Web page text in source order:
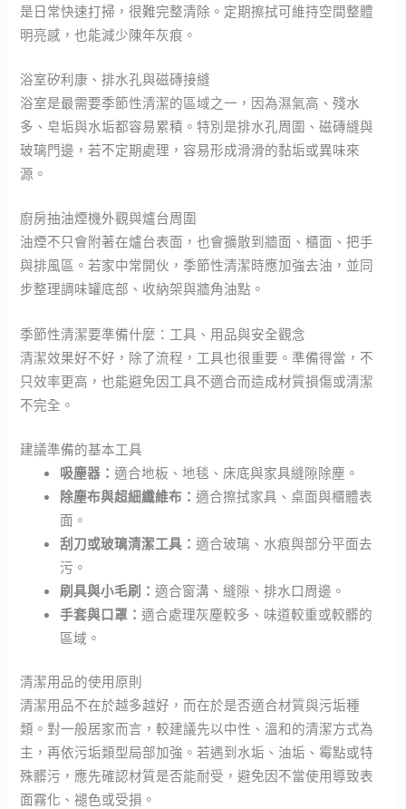
是日常快速打掃，很難完整清除。定期擦拭可維持空間整體
明亮感，也能減少陳年灰痕。
浴室矽利康、排水孔與磁磚接縫
浴室是最需要季節性清潔的區域之一，因為濕氣高、殘水
多、皂垢與水垢都容易累積。特別是排水孔周圍、磁磚縫與
玻璃門邊，若不定期處理，容易形成滑滑的黏垢或異味來
源。
廚房抽油煙機外觀與爐台周圍
油煙不只會附著在爐台表面，也會擴散到牆面、櫃面、把手
與排風區。若家中常開伙，季節性清潔時應加強去油，並同
步整理調味罐底部、收納架與牆角油點。
季節性清潔要準備什麼：工具、用品與安全觀念
清潔效果好不好，除了流程，工具也很重要。準備得當，不
只效率更高，也能避免因工具不適合而造成材質損傷或清潔
不完全。
建議準備的基本工具
吸塵器：適合地板、地毯、床底與家具縫隙除塵。
除塵布與超細纖維布：適合擦拭家具、桌面與櫃體表
面。
刮刀或玻璃清潔工具：適合玻璃、水痕與部分平面去
污。
刷具與小毛刷：適合窗溝、縫隙、排水口周邊。
手套與口罩：適合處理灰塵較多、味道較重或較髒的
區域。
清潔用品的使用原則
清潔用品不在於越多越好，而在於是否適合材質與污垢種
類。對一般居家而言，較建議先以中性、溫和的清潔方式為
主，再依污垢類型局部加強。若遇到水垢、油垢、霉點或特
殊髒污，應先確認材質是否能耐受，避免因不當使用導致表
面霧化、褪色或受損。